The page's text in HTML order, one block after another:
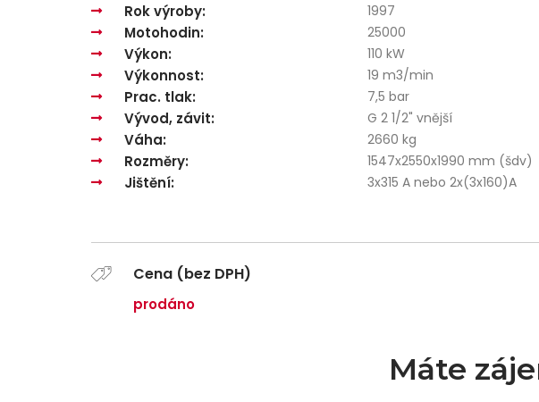
Rok výroby:
Motohodin:
Výkon:
Výkonnost:
Prac. tlak:
Vývod, závit:
Váha:
Rozměry:
Jištění:
1997
25000
110 kW
19 m3/min
7,5 bar
G 2 1/2" vnější
2660 kg
1547x2550x1990 mm (šdv)
3x315 A nebo 2x(3x160)A
Cena (bez DPH)
prodáno
Máte